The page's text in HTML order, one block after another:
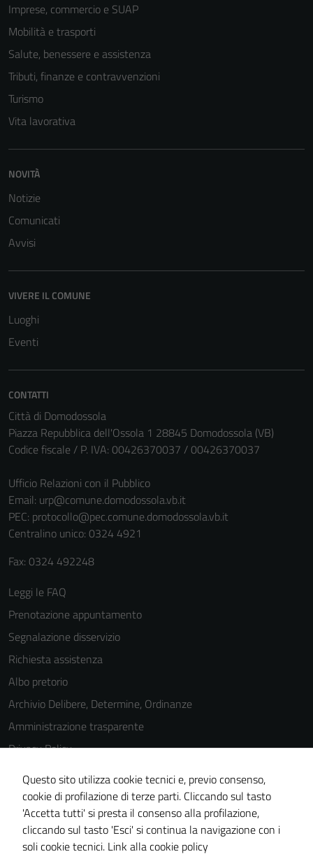
Imprese, commercio e SUAP
Mobilità e trasporti
Salute, benessere e assistenza
Tributi, finanze e contravvenzioni
Turismo
Vita lavorativa
NOVITÀ
Notizie
Comunicati
Avvisi
VIVERE IL COMUNE
Luoghi
Eventi
CONTATTI
Città di Domodossola
Piazza Repubblica dell'Ossola 1 28845 Domodossola (VB)
Codice fiscale / P. IVA: 00426370037 / 00426370037
Ufficio Relazioni con il Pubblico
Email: urp@comune.domodossola.vb.it
PEC: protocollo@pec.comune.domodossola.vb.it
Centralino unico: 0324 4921
Fax: 0324 492248
Leggi le FAQ
Prenotazione appuntamento
Segnalazione disservizio
Richiesta assistenza
Albo pretorio
Archivio Delibere, Determine, Ordinanze
Amministrazione trasparente
Privacy Policy
Cookie Policy
Note legali
Dichiarazione di accessibilità
Piano di miglioramento del sito
Questo sito utilizza cookie tecnici e, previo consenso,
cookie di profilazione di terze parti. Cliccando sul tasto
'Accetta tutti' si presta il consenso alla profilazione,
cliccando sul tasto 'Esci' si continua la navigazione con i
soli cookie tecnici. Link alla cookie policy